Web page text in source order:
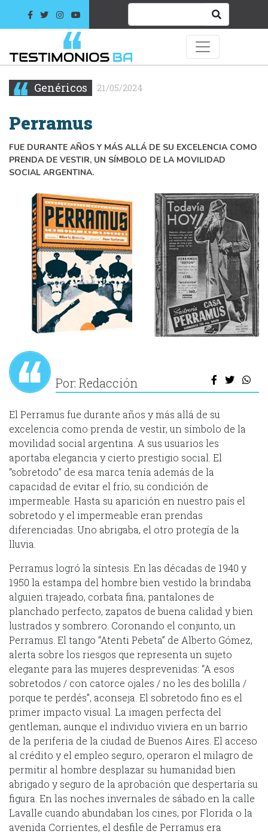
Genéricos 21/05/2024
Perramus
FUE DURANTE AÑOS Y MÁS ALLÁ DE SU EXCELENCIA COMO
PRENDA DE VESTIR, UN SÍMBOLO DE LA MOVILIDAD
SOCIAL ARGENTINA.
Por: Redacción
El Perramus fue durante años y más allá de su
excelencia como prenda de vestir, un símbolo de la
movilidad social argentina. A sus usuarios les
aportaba elegancia y cierto prestigio social. El
“sobretodo” de esa marca tenía además de la
capacidad de evitar el frío, su condición de
impermeable. Hasta su aparición en nuestro país el
sobretodo y el impermeable eran prendas
diferenciadas. Uno abrigaba, el otro protegía de la
lluvia.
Perramus logró la síntesis. En las décadas de 1940 y
1950 la estampa del hombre bien vestido la brindaba
alguien trajeado, corbata fina, pantalones de
planchado perfecto, zapatos de buena calidad y bien
lustrados y sombrero. Coronando el conjunto, un
Perramus. El tango “Atenti Pebeta” de Alberto Gómez,
alerta sobre los riesgos que representa un sujeto
elegante para las mujeres desprevenidas: “A esos
sobretodos / con catorce ojales / no les des bolilla /
porque te perdés”, aconseja. El sobretodo fino es el
primer impacto visual. La imagen perfecta del
gentleman, aunque el individuo viviera en un barrio
de la periferia de la ciudad de Buenos Aires. El acceso
al crédito y el empleo seguro, operaron el milagro de
permitir al hombre desplazar su humanidad bien
abrigado y seguro de la aprobación que despertaría su
figura. En las noches invernales de sábado en la calle
Lavalle cuando abundaban los cines, por Florida o la
avenida Corrientes, el desfile de Perramus era